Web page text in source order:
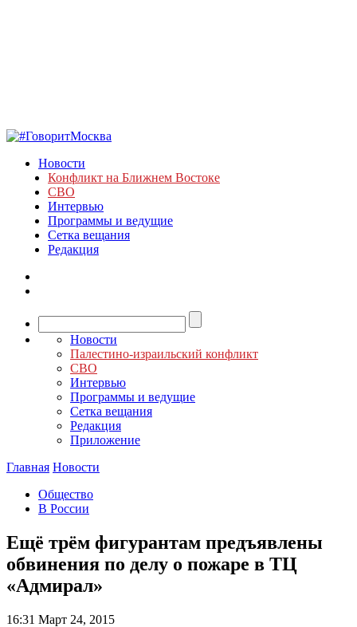
Новости
Конфликт на Ближнем Востоке
СВО
Интервью
Программы и ведущие
Сетка вещания
Редакция
Новости
Палестино-израильский конфликт
СВО
Интервью
Программы и ведущие
Сетка вещания
Редакция
Приложение
Главная Новости
Общество
В России
Ещё трём фигурантам предъявлены
обвинения по делу о пожаре в ТЦ
«Адмирал»
16:31 Март 24, 2015